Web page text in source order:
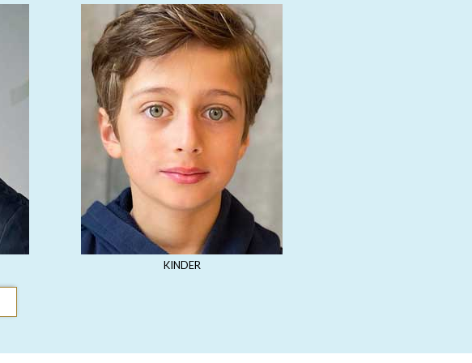
KINDER